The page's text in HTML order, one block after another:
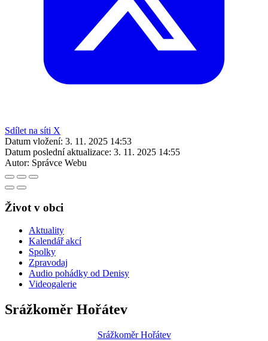
Sdílet na síti X
Datum vložení: 3. 11. 2025 14:53
Datum poslední aktualizace: 3. 11. 2025 14:55
Autor: Správce Webu
Život v obci
Aktuality
Kalendář akcí
Spolky
Zpravodaj
Audio pohádky od Denisy
Videogalerie
Srážkoměr Hořátev
Srážkoměr Hořátev